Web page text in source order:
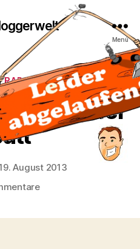
Menü
Kategorien
RABATTAKTIONEN
bei
August 2013
zu